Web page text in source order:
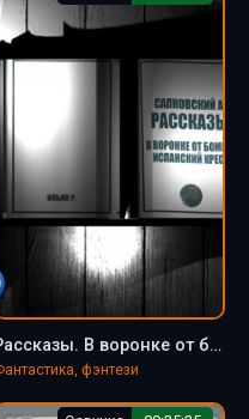
Рассказы. В воронке от бомбы. Испанский крест - Анджей Сапковский
фэнтези